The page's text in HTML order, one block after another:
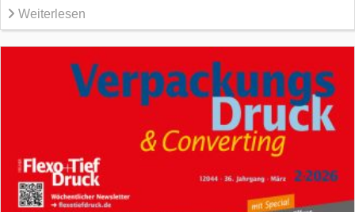
Weiterlesen